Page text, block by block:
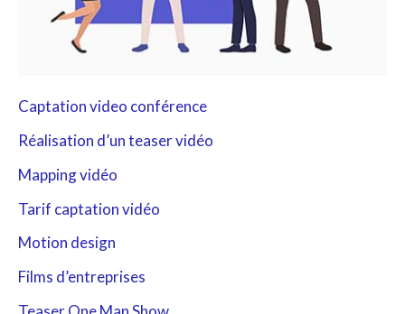
Captation video conférence
Réalisation d’un teaser vidéo
Mapping vidéo
Tarif captation vidéo
Motion design
Films d’entreprises